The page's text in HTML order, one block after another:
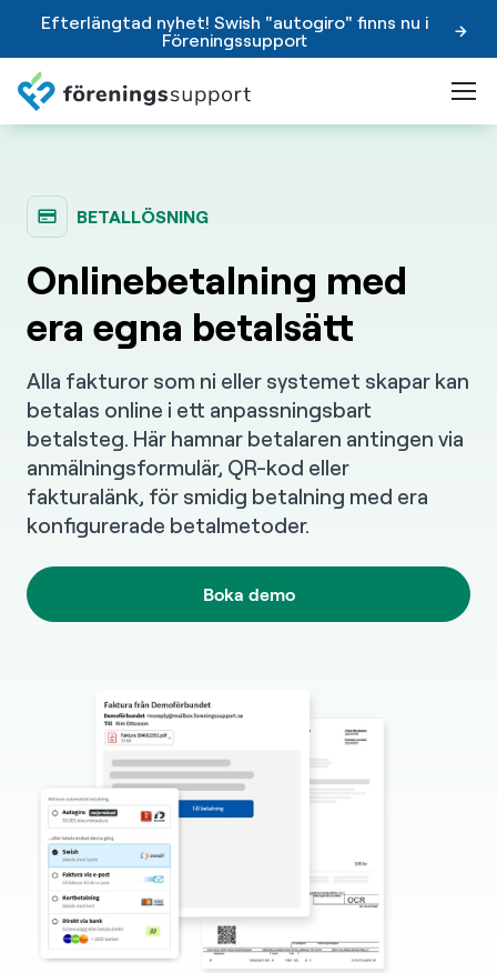
Efterlängtad nyhet! Swish "autogiro" finns nu i
Föreningssupport
BETALLÖSNING
Onlinebetalning med
era egna betalsätt
Alla fakturor som ni eller systemet skapar kan
betalas online i ett anpassningsbart
betalsteg. Här hamnar betalaren antingen via
anmälningsformulär, QR-kod eller
fakturalänk, för smidig betalning med era
konfigurerade betalmetoder.
Boka demo